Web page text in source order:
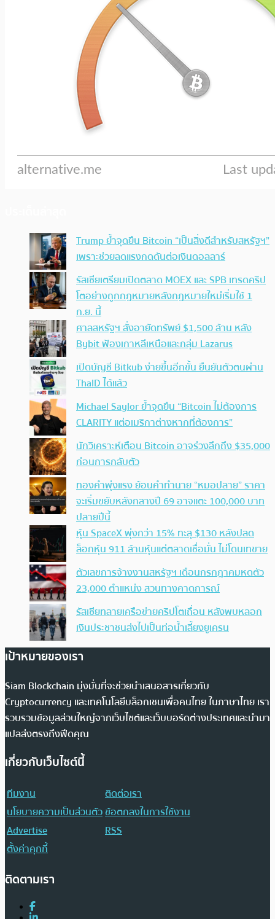
Trump ย้ำจุดยืน Bitcoin “เป็นสิ่งดีสำหรับสหรัฐฯ”
เพราะช่วยลดแรงกดดันต่อเงินดอลลาร์
รัสเซียเตรียมเปิดตลาด MOEX และ SPB เทรดคริป
โตอย่างถูกกฎหมายหลังกฎหมายใหม่เริ่มใช้ 1
ก.ย. นี้
ศาลสหรัฐฯ สั่งอายัดทรัพย์ $1,500 ล้าน หลัง
Bybit ฟ้องเกาหลีเหนือและกลุ่ม Lazarus
เปิดบัญชี Bitkub ง่ายขึ้นอีกขั้น ยืนยันตัวตนผ่าน
ThaID ได้แล้ว
Michael Saylor ย้ำจุดยืน “Bitcoin ไม่ต้องการ
CLARITY แต่อเมริกาต่างหากที่ต้องการ”
นักวิเคราะห์เตือน Bitcoin อาจร่วงลึกถึง $35,000
ก่อนการกลับตัว
ทองคำพุ่งแรง ย้อนคำทำนาย “หมอปลาย” ราคา
จะเริ่มขยับหลังกลางปี 69 อาจแตะ 100,000 บาท
ปลายปีนี้
หุ้น SpaceX พุ่งกว่า 15% ทะลุ $130 หลังปลด
ล็อกหุ้น 911 ล้านหุ้นแต่ตลาดเชื่อมั่น ไม่โดนเทขาย
ตัวเลขการจ้างงานสหรัฐฯ เดือนกรกฎาคมหดตัว
23,000 ตำแหน่ง สวนทางคาดการณ์
รัสเซียทลายเครือข่ายคริปโตเถื่อน หลังพบหลอก
เงินประชาชนส่งไปเป็นท่อน้ำเลี้ยงยูเครน
เป้าหมายของเรา
Siam Blockchain มุ่งมั่นที่จะช่วยนำเสนอสารเกี่ยวกับ
Cryptocurrency และเทคโนโลยีบล็อกเชนเพื่อคนไทย ในภาษาไทย เรา
รวบรวมข้อมูลส่วนใหญ่จากเว็บไซต์และเว็บบอร์ดต่างประเทศและนำมา
แปลส่งตรงถึงฟีดคุณ
เกี่ยวกับเว็บไซต์นี้
ทีมงาน
ติดต่อเรา
นโยบายความเป็นส่วนตัวข้อตกลงในการใช้งาน
Advertise
RSS
ตั้งค่าคุกกี้
ติดตามเรา